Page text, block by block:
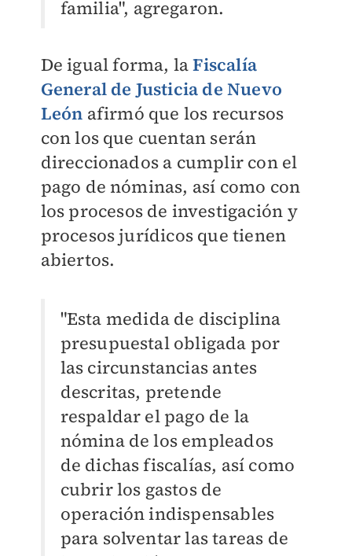
familia", agregaron.
De igual forma, laFiscalía
General de Justicia de Nuevo
León afirmó que los recursos
con los que cuentan serán
direccionados a cumplir con el
pago de nóminas, así como con
los procesos de investigación y
procesos jurídicos que tienen
abiertos.
"Esta medida de disciplina
presupuestal obligada por
las circunstancias antes
descritas, pretende
respaldar el pago de la
nómina de los empleados
de dichas fiscalías, así como
cubrir los gastos de
operación indispensables
para solventar las tareas de